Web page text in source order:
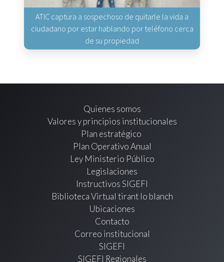
ATIC captura a sospechoso de quitarle la vida a
ciudadano por estar hablando por teléfono cerca
de su propiedad
Quienes somos
Valores y principios institucionales
Plan estratégico
Plan Operativo Anual
Ley Ministerio Público
Legislaciones
Instructivos SIGEFI
Biblioteca Virtual tirant lo blanch
Ubicaciones
Contacto
Correo institucional
SIGEFI
SIGEFI Regionales